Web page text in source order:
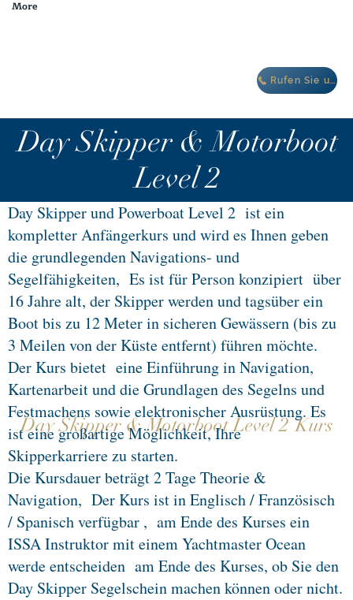
Winterangebot: Kostenlose Unterkunft im Oasis Villa Complex IBIZA
Rufen Sie uns an
More
Day Skipper & Motorboot
Level 2
Day Skipper & Motorboot Level 2 Kurs
Day Skipper und Powerboat Level 2 ist ein
kompletter Anfängerkurs und wird es Ihnen geben
die grundlegenden Navigations- und
Segelfähigkeiten, Es ist für Person konzipiert über
16 Jahre alt, der Skipper werden und tagsüber ein
Boot bis zu 12 Meter in sicheren Gewässern (bis zu
3 Meilen von der Küste entfernt) führen möchte.
Der Kurs bietet eine Einführung in Navigation,
Kartenarbeit und die Grundlagen des Segelns und
Festmachens sowie elektronischer Ausrüstung. Es
ist eine großartige Möglichkeit, Ihre
Skipperkarriere zu starten.
Die Kursdauer beträgt 2 Tage Theorie &
Navigation, Der Kurs ist in Englisch / Französisch
/ Spanisch verfügbar , am Ende des Kurses ein
ISSA Instruktor mit einem Yachtmaster Ocean
werde entscheiden am Ende des Kurses, ob Sie den
Day Skipper Segelschein machen können oder nicht.